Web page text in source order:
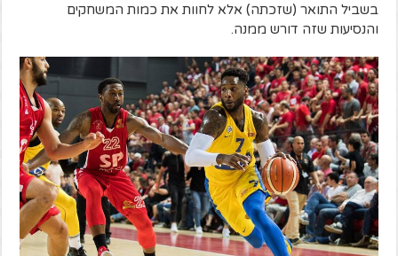
בשביל התואר (שזכתה) אלא לחוות את כמות המשחקים
והנסיעות שזה דורש ממנה.